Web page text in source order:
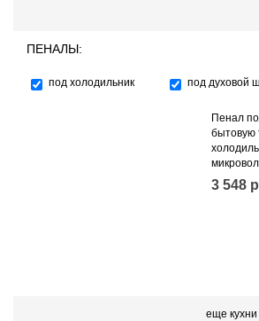
ПЕНАЛЫ:
под холодильник под духовой
Пенал
бытовую
3 548
еще кухни